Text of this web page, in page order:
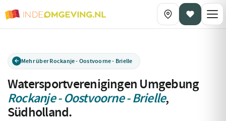
Mehr über Rockanje - Oostvoorne - Brielle
Watersportverenigingen Umgebung
Rockanje - Oostvoorne - Brielle,
Südholland.